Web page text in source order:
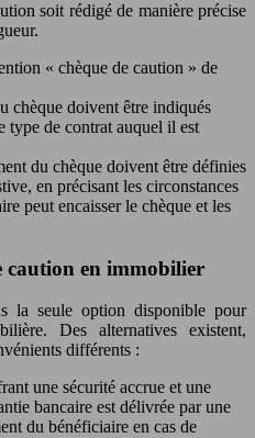
soit rédigé de manière précise
« chèque de caution » de
chèque doivent être indiqués
type de contrat auquel il est
du chèque doivent être définies
en précisant les circonstances
peut encaisser le chèque et les
caution en immobilier
la seule option disponible pour
Des alternatives existent,
différents :
une sécurité accrue et une
bancaire est délivrée par une
du bénéficiaire en cas de